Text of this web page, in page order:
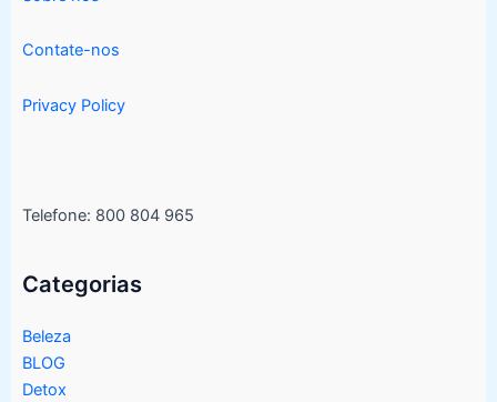
Contate-nos
Privacy Policy
Telefone: 800 804 965
Categorias
Beleza
BLOG
Detox